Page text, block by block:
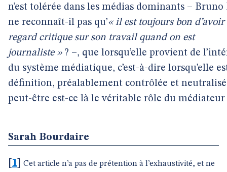
n’est tolérée dans les médias dominants –
ne reconnaît-il pas qu’« il est toujours bon
regard critique sur son travail quand on est
journaliste »? –, que lorsqu’elle provient de
du système médiatique, c’est-à-dire lorsqu’elle
définition, préalablement contrôlée et
peut-être est-ce là le véritable rôle du médiateur
Sarah Bourdaire
1
Cet article n’a pas de prétention à l’exhaustivité, et ne